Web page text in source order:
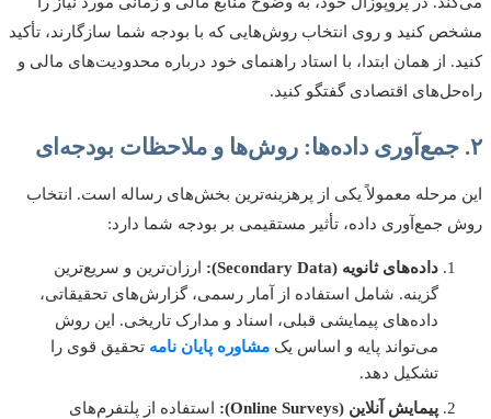
کنید و روی انتخاب روش‌هایی که با بودجه شما سازگارند، تأکید
از همان ابتدا، با استاد راهنمای خود درباره محدودیت‌های مالی و
اقتصادی گفتگو کنید.
معمولاً یکی از پرهزینه‌ترین بخش‌های رساله است. انتخاب
داده، تأثیر مستقیمی بر بودجه شما دارد:
داده‌های ثانویه (Secondary Data):
ارزان‌ترین و سریع‌ترین
گزینه. شامل استفاده از آمار رسمی، گزارش‌های تحقیقاتی،
داده‌های پیمایشی قبلی، اسناد و مدارک تاریخی. این روش
می‌تواند پایه و اساس یک مشاوره پایان نامهتحقیق قوی را
تشکیل دهد.
پیمایش آنلاین (Online Surveys):
استفاده از پلتفرم‌های